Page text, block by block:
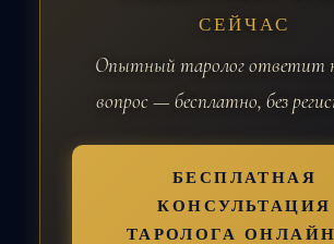
СЕЙЧАС
Опытный таролог ответит
вопрос — бесплатно, без
БЕСПЛАТНАЯ
КОНСУЛЬТАЦИЯ
ТАРОЛОГА